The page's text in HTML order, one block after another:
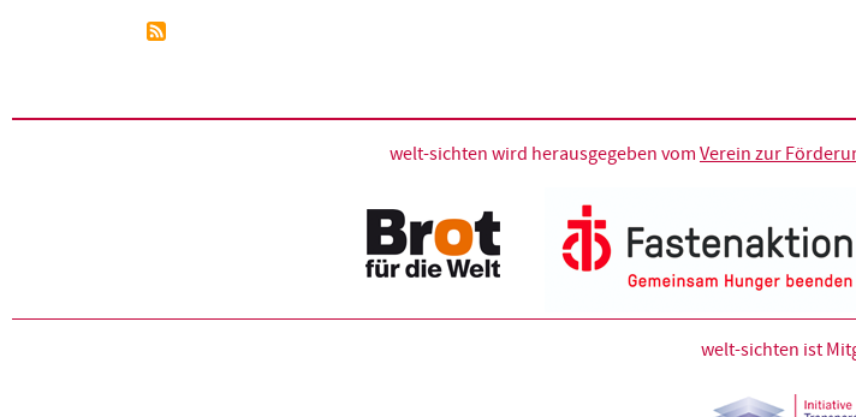
welt-sichten wird herausgegeben vom Verein zur
welt-sichten ist